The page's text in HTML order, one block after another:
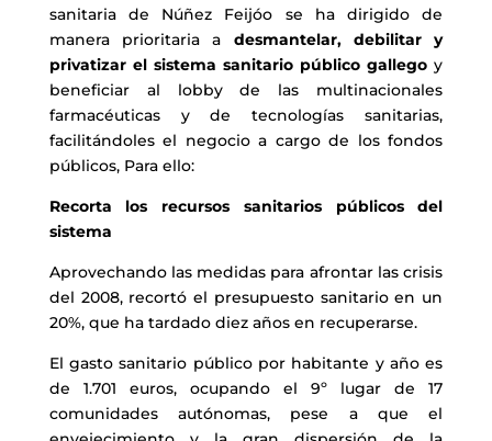
sanitaria de Núñez Feijóo se ha dirigido de
manera prioritaria a desmantelar, debilitar y
privatizar el sistema sanitario público gallego y
beneficiar al lobby de las multinacionales
farmacéuticas y de tecnologías sanitarias,
facilitándoles el negocio a cargo de los fondos
públicos, Para ello:
Recorta los recursos sanitarios públicos del
sistema
Aprovechando las medidas para afrontar las crisis
del 2008, recortó el presupuesto sanitario en un
20%, que ha tardado diez años en recuperarse.
El gasto sanitario público por habitante y año es
de 1.701 euros, ocupando el 9º lugar de 17
comunidades autónomas, pese a que el